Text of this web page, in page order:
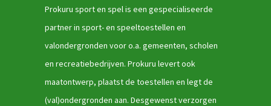
Prokuru sport en spel is een gespecialiseerde
partner in sport- en speeltoestellen en
valondergronden voor o.a. gemeenten, scholen
en recreatiebedrijven. Prokuru levert ook
maatontwerp, plaatst de toestellen en legt de
(val)ondergronden aan. Desgewenst verzorgen